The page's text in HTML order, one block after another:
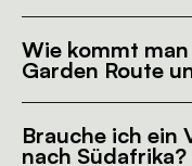
Wie kommt
Garden Route
Brauche ich ein
nach Südafrika?